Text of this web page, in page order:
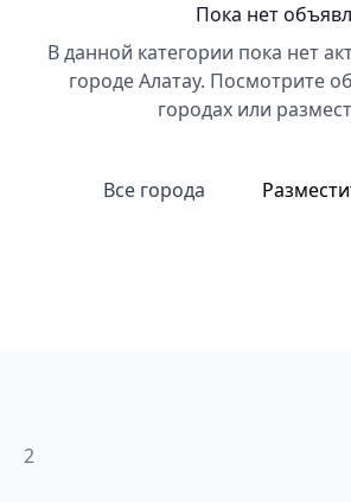
Пока нет
В данной категории пока нет
городе Алатау. Посмотрите
городах или
Все города
2